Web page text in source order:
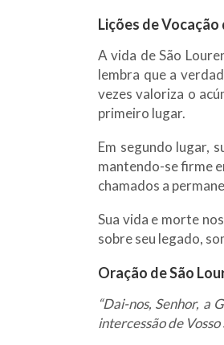
Lições de Vocação
A vida de São
lembra que a
vezes valoriza o
primeiro lugar.
Em segundo lugar,
mantendo-se firme
chamados a
Sua vida e morte
sobre seu legado,
Oração de São
“Dai-nos, Senhor, a
intercessão de